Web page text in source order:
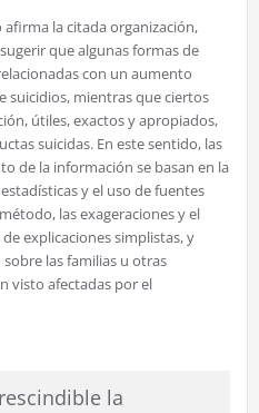
afirma la citada organización,
que algunas formas de
con un aumento
suicidios, mientras que ciertos
útiles, exactos y apropiados,
suicidas. En este sentido, las
de la información se basan en la
y el uso de fuentes
las exageraciones y el
explicaciones simplistas, y
las familias u otras
visto afectadas por el
la